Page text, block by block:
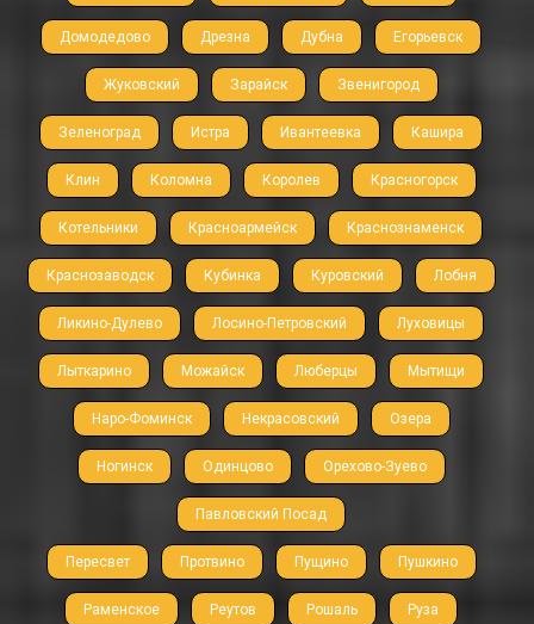
Домодедово Дрезна Дубна Егорьевск
Жуковский Зарайск Звенигород
Зеленоград Истра Ивантеевка Кашира
Клин Коломна Королев Красногорск
Котельники Красноармейск Краснознаменск
Краснозаводск Кубинка Куровский Лобня
Ликино-Дулево Лосино-Петровский Луховицы
Лыткарино Можайск Люберцы Мытищи
Наро-Фоминск Некрасовский Озера
Ногинск Одинцово Орехово-Зуево
Павловский Посад
Пересвет Протвино Пущино Пушкино
Раменское Реутов Рошаль Руза